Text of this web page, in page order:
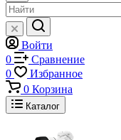
Войти
0
Сравнение
0
Избранное
0 Корзина
Каталог